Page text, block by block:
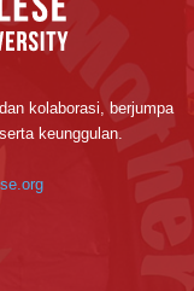
kolaborasi, berjumpa
keunggulan.